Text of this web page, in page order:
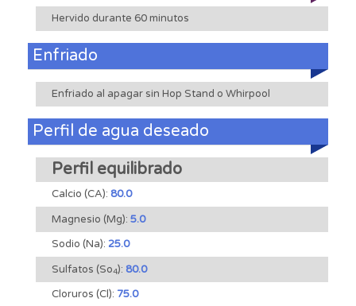
Hervido durante 60 minutos
Enfriado
Enfriado al apagar sin Hop Stand o Whirpool
Perfil de agua deseado
Perfil equilibrado
Calcio (CA): 80.0
Magnesio (Mg): 5.0
Sodio (Na): 25.0
Sulfatos (So4): 80.0
Cloruros (Cl): 75.0